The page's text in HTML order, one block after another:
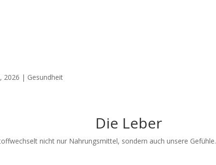
2026 | Gesundheit
Die Leber
nicht nur Nahrungsmittel, sondern auch unsere Gefühle.